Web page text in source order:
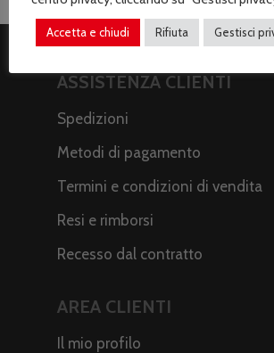
ASSISTENZA CLIENTI
Spedizioni
Metodi di pagamento
Termini e condizioni di vendita
Resi e rimborsi
Recesso dal contratto
AREA CLIENTI
Il mio profilo
Accetta e chiudi Rifiuta Gestisci